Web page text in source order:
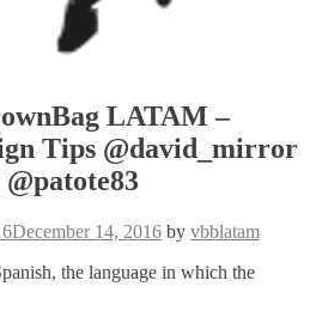
LATAM –
Tips @david_mirror
December 14, 2016 by vbblatam
the language in which the